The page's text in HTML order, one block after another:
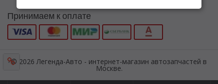
Принимаем к оплате
© 2026 Легенда-Авто - интернет-магазин автозапчастей в
Москве.